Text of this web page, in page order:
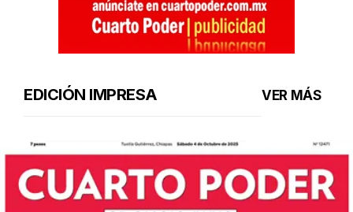
EDICIÓN IMPRESA VER MÁS